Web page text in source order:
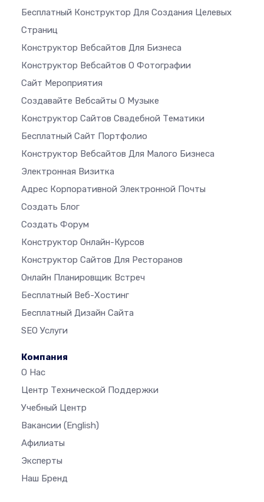
Бесплатный Конструктор Для Создания Целевых
Страниц
Конструктор Вебсайтов Для Бизнеса
Конструктор Вебсайтов О Фотографии
Сайт Мероприятия
Создавайте Вебсайты О Музыке
Конструктор Сайтов Свадебной Тематики
Бесплатный Сайт Портфолио
Конструктор Вебсайтов Для Малого Бизнеса
Электронная Визитка
Адрес Корпоративной Электронной Почты
Создать Блог
Создать Форум
Конструктор Онлайн-Курсов
Конструктор Сайтов Для Ресторанов
Онлайн Планировщик Встреч
Бесплатный Веб-Хостинг
Бесплатный Дизайн Сайта
SEO Услуги
Компания
О Нас
Центр Технической Поддержки
Учебный Центр
Вакансии (English)
Афилиаты
Эксперты
Наш Бренд